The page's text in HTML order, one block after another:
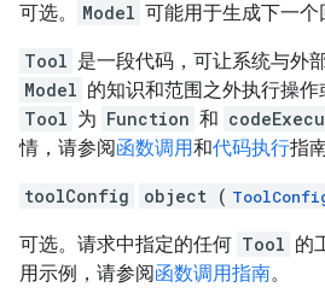
可选。 Model 可能用于生成下一个
Tool 是一段代码，可让系统与外
Model 的知识和范围之外执行操
Tool 为 Function 和
情，请参阅函数调用和代码执行指南
toolConfig object (
可选。请求中指定的任何 Tool 的
用示例，请参阅函数调用指南。